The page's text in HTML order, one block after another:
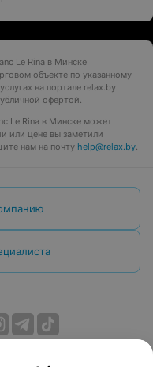
Le Rina в Минске
объекте по указанному
на портале relax.by
офертой.
Le Rina в Минске может
или цене вы заметили
нам на почту help@relax.by.